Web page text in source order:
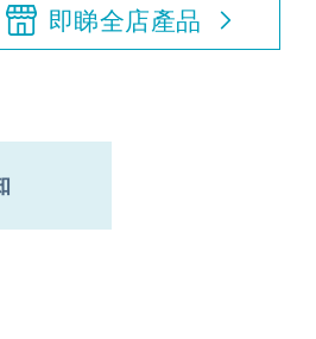
即睇全店產品